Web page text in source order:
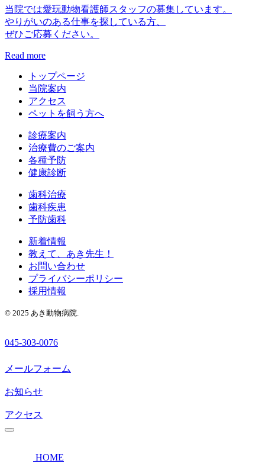
当院では愛玩動物看護師スタッフの募集しています。
やりがいのある仕事を探している方、
ぜひご応募ください。
Read more
トップページ
当院案内
アクセス
ペットを飼う方へ
診療案内
治療費のご案内
各種予防
健康診断
歯科治療
歯科疾患
予防歯科
新着情報
教えて、あき先生！
お問い合わせ
プライバシーポリシー
採用情報
© 2025 あき動物病院.
045-303-0076
メールフォーム
お知らせ
アクセス
HOME